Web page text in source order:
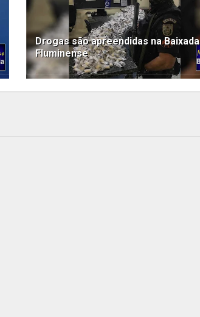
Drogas são apreendidas na Baixada
Fluminense